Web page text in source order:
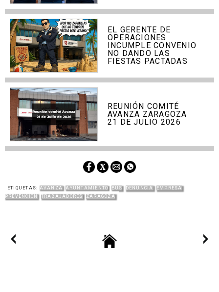
EL GERENTE DE
OPERACIONES
INCUMPLE CONVENIO
NO DANDO LAS
FIESTAS PACTADAS
REUNIÓN COMITÉ
AVANZA ZARAGOZA
21 DE JULIO 2026
ETIQUETAS: AVANZA AYUNTAMIENTO BUS DENUNCIA
EMPRESA
PREVENCIÓN
TRABAJADORES ZARAGOZA